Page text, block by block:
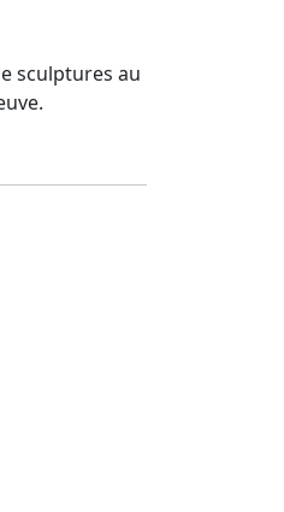
sculptures au